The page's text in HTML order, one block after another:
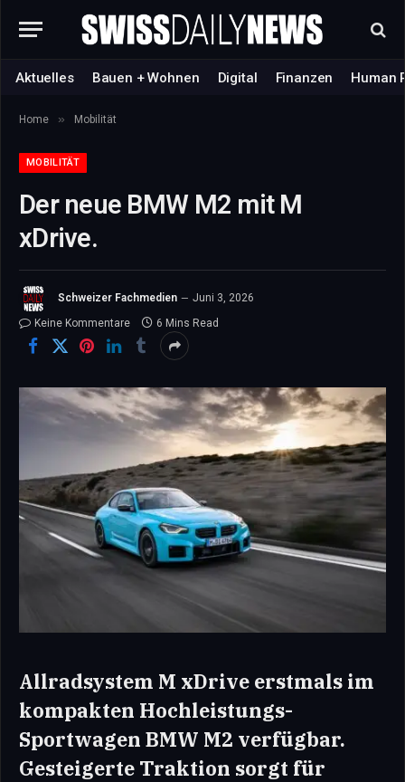
Aktuelles Bauen + Wohnen Digital Finanzen Human
Home » Mobilität
MOBILITÄT
Der neue BMW M2 mit M
xDrive.
Schweizer Fachmedien
Juni 3, 2026
Keine Kommentare
6 Mins Read
Allradsystem M xDrive erstmals im
kompakten Hochleistungs-
Sportwagen BMW M2 verfügbar.
Gesteigerte Traktion sorgt für